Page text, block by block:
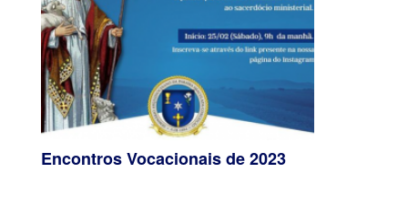
Encontros Vocacionais de 2023